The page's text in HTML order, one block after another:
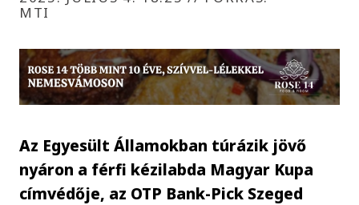
MTI
Az Egyesült Államokban túrázik jövő
nyáron a férfi kézilabda Magyar Kupa
címvédője, az OTP Bank-Pick Szeged